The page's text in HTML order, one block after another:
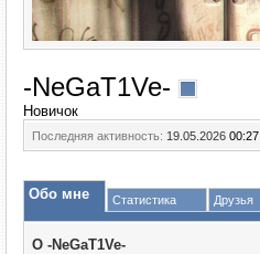
-NeGaT1Ve-
Новичок
Последняя активность: 19.05.2026 00:27
Обо мне Статистика Друзья
О -NeGaT1Ve-